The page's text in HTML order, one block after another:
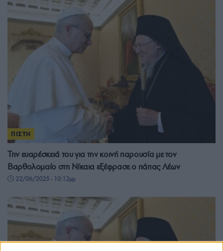
ΠΙΣΤΗ
Την ευαρέσκειά του για την κοινή παρουσία με τον
Βαρθολομαίο στη Νίκαια εξέφρασε ο πάπας Λέων
22/06/2025 - 10:12μμ